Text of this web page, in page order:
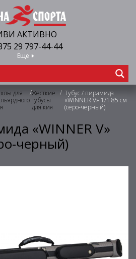
АКТИВНО
29 797-44-44
Еще
для
/Жесткие
тубусы
для кия
/ Тубус / пирамида
«WINNER V» 1/1 85 см
(серо-черный)
«WINNER V»
черный)